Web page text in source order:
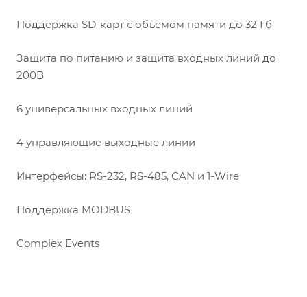
Поддержка SD-карт с объемом памяти до 32 Гб
Защита по питанию и защита входных линий до
200В
6 универсальных входных линий
4 управляющие выходные линии
Интерфейсы: RS-232, RS-485, CAN и 1-Wire
Поддержка MODBUS
Complex Events